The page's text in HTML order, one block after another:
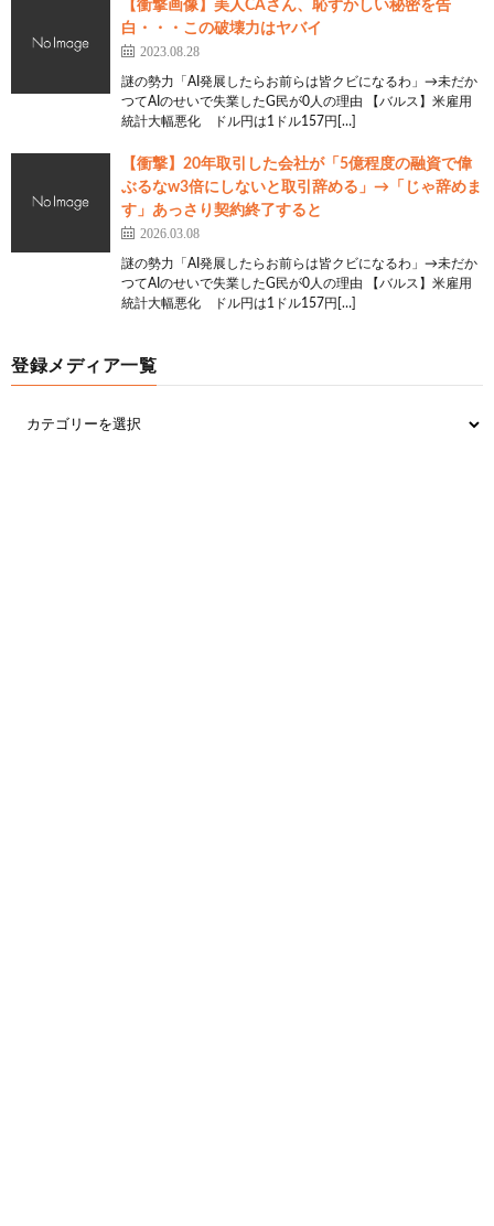
【衝撃画像】美人CAさん、恥ずかしい秘密を告
白・・・この破壊力はヤバイ
2023.08.28
謎の勢力「AI発展したらお前らは皆クビになるわ」→未だか
つてAIのせいで失業したG民が0人の理由 【バルス】米雇用
統計大幅悪化 ドル円は1ドル157円[…]
【衝撃】20年取引した会社が「5億程度の融資で偉
ぶるなw3倍にしないと取引辞める」→「じゃ辞めま
す」あっさり契約終了すると
2026.03.08
謎の勢力「AI発展したらお前らは皆クビになるわ」→未だか
つてAIのせいで失業したG民が0人の理由 【バルス】米雇用
統計大幅悪化 ドル円は1ドル157円[…]
登録メディア一覧